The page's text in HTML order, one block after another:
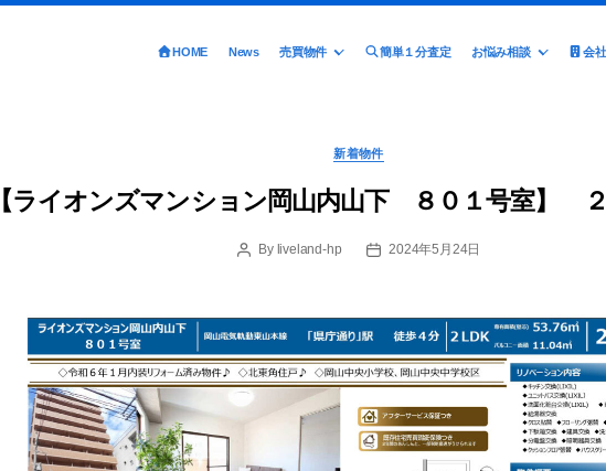
HOME News 売買物件 簡単１分査定 お悩み相談 会
Categories
新着物件
【ライオンズマンション岡山内山下 ８０１号室】
PostBy liveland-hp
Post2024年5月24日